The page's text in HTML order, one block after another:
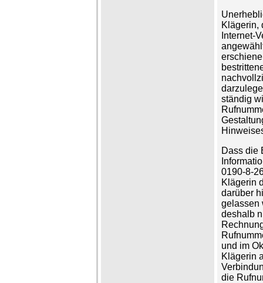
Klägerin,
Internet-
ständig
Dass die
0190-8-
Klägerin
darüber
gelassen
deshalb
und im
Klägerin
die